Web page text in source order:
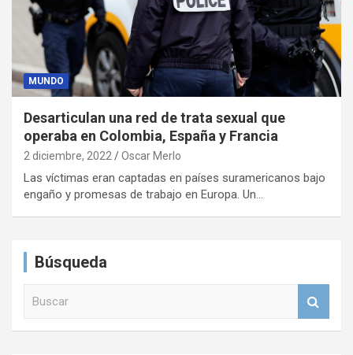
MUNDO
Desarticulan una red de trata sexual que
operaba en Colombia, España y Francia
2 diciembre, 2022 Oscar Merlo
Las víctimas eran captadas en países suramericanos bajo
engaño y promesas de trabajo en Europa. Un…
Búsqueda